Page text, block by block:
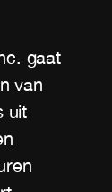
gaat
van
uit